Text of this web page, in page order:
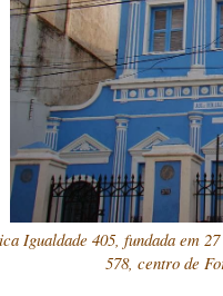
Igualdade 405, fundada em
578, centro de